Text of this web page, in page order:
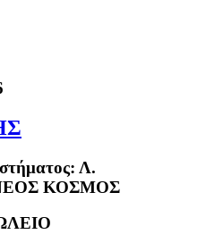
Λ.
ΚΟΣΜΟΣ